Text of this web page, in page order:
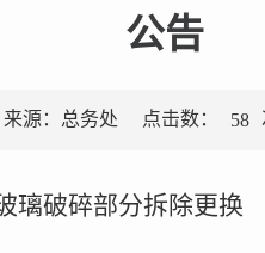
公告
来源：总务处 点击数： 58
璃破碎部分拆除更换